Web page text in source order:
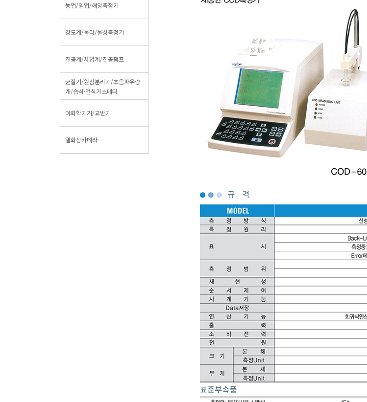
농업/임업/해양측정기
경도계/물리/물성측정기
진공계/차압계/진공펌프
균질기/원심분리기/초음파유량
계/습식·건식가스메타
이화학기기/교반기
열화상카메라